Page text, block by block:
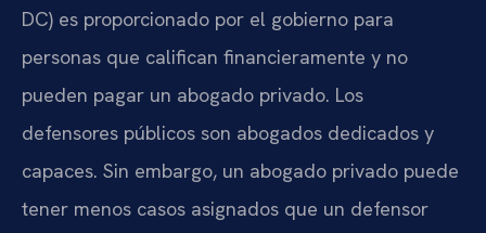
DC) es proporcionado por el gobierno para
personas que califican financieramente y no
pueden pagar un abogado privado. Los
defensores públicos son abogados dedicados y
capaces. Sin embargo, un abogado privado puede
tener menos casos asignados que un defensor